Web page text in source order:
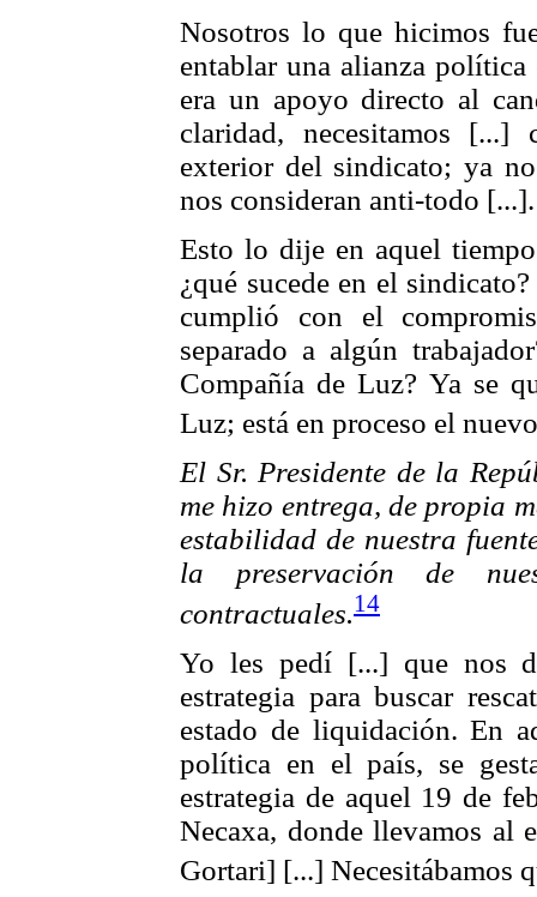
Nosotros lo que hicimos
entablar una alianza
era un apoyo directo al
claridad, necesitamos
exterior del sindicato; ya
nos consideran anti-todo [...].
Esto lo dije en aquel
¿qué sucede en el
cumplió con el
separado a algún
Compañía de Luz? Ya se
Luz; está en proceso el
El Sr. Presidente de la
me hizo entrega, de propia
estabilidad de nuestra
la preservación de
contractuales.14
Yo les pedí [...] que nos
estrategia para buscar
estado de liquidación. En
política en el país, se
estrategia de aquel 19 de
Necaxa, donde llevamos al
Gortari] [...] Necesitábamos